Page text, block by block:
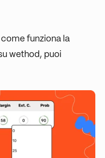
funziona la
wethod, puoi